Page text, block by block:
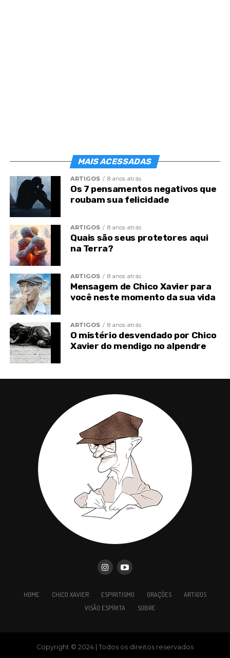
TÓPICOS RELACIONADOS AMULETO
ESPIRITISMO
FEITIÇO
SUPERSTIÇÃO TALISMÃ
VISÃO ESPÍRITA
MAIS ACESSADAS
ARTIGOS 8 anos atrás
Os 7 pensamentos negativos que
roubam sua felicidade
ARTIGOS 8 anos atrás
Quais são seus protetores aqui
na Terra?
ARTIGOS 8 anos atrás
Mensagem de Chico Xavier para
você neste momento da sua vida
ARTIGOS 8 anos atrás
O mistério desvendado por Chico
Xavier do mendigo no alpendre
HOME CHICO XAVIER ESPIRITISMO ORAÇÕES
ARTIGOS
VISÃO ESPÍRITA
SOBRE
Copyright © 2024 | Todos os direitos reservados